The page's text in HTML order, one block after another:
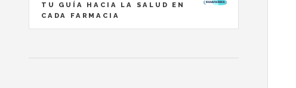
TU GUÍA HACIA LA SALUD EN
CADA FARMACIA